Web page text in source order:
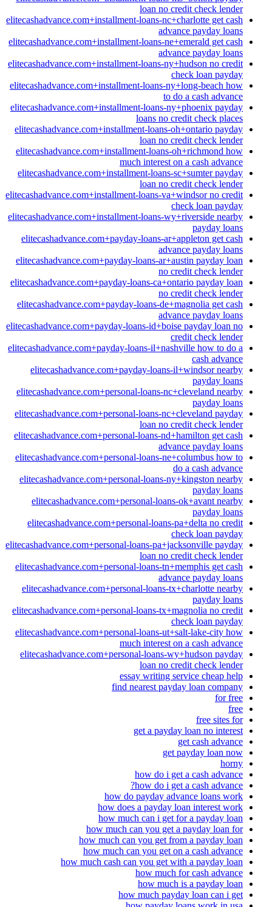
loan no credit check lender
elitecashadvance.com+installment-loans-nc+charlotte get cash
advance payday loans
elitecashadvance.com+installment-loans-ne+emerald get cash
advance payday loans
elitecashadvance.com+installment-loans-ny+hudson no credit
check loan payday
elitecashadvance.com+installment-loans-ny+long-beach how
to do a cash advance
elitecashadvance.com+installment-loans-ny+phoenix payday
loans no credit check places
elitecashadvance.com+installment-loans-oh+ontario payday
loan no credit check lender
elitecashadvance.com+installment-loans-oh+richmond how
much interest on a cash advance
elitecashadvance.com+installment-loans-sc+sumter payday
loan no credit check lender
elitecashadvance.com+installment-loans-va+windsor no credit
check loan payday
elitecashadvance.com+installment-loans-wy+riverside nearby
payday loans
elitecashadvance.com+payday-loans-ar+appleton get cash
advance payday loans
elitecashadvance.com+payday-loans-ar+austin payday loan
no credit check lender
elitecashadvance.com+payday-loans-ca+ontario payday loan
no credit check lender
elitecashadvance.com+payday-loans-de+magnolia get cash
advance payday loans
elitecashadvance.com+payday-loans-id+boise payday loan no
credit check lender
elitecashadvance.com+payday-loans-il+nashville how to do a
cash advance
elitecashadvance.com+payday-loans-il+windsor nearby
payday loans
elitecashadvance.com+personal-loans-nc+cleveland nearby
payday loans
elitecashadvance.com+personal-loans-nc+cleveland payday
loan no credit check lender
elitecashadvance.com+personal-loans-nd+hamilton get cash
advance payday loans
elitecashadvance.com+personal-loans-ne+columbus how to
do a cash advance
elitecashadvance.com+personal-loans-ny+kingston nearby
payday loans
elitecashadvance.com+personal-loans-ok+avant nearby
payday loans
elitecashadvance.com+personal-loans-pa+delta no credit
check loan payday
elitecashadvance.com+personal-loans-pa+jacksonville payday
loan no credit check lender
elitecashadvance.com+personal-loans-tn+memphis get cash
advance payday loans
elitecashadvance.com+personal-loans-tx+charlotte nearby
payday loans
elitecashadvance.com+personal-loans-tx+magnolia no credit
check loan payday
elitecashadvance.com+personal-loans-ut+salt-lake-city how
much interest on a cash advance
elitecashadvance.com+personal-loans-wy+hudson payday
loan no credit check lender
essay writing service cheap help
find nearest payday loan company
for free
free
free sites for
get a payday loan no interest
get cash advance
get payday loan now
horny
how do i get a cash advance
how do i get a cash advance?
how do payday advance loans work
how does a payday loan interest work
how much can i get for a payday loan
how much can you get a payday loan for
how much can you get from a payday loan
how much can you get on a cash advance
how much cash can you get with a payday loan
how much for cash advance
how much is a payday loan
how much payday loan can i get